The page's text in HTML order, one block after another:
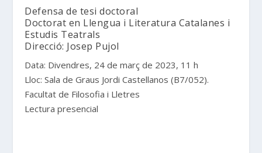
Defensa de tesi doctoral
Doctorat en Llengua i Literatura Catalanes i
Estudis Teatrals
Direcció: Josep Pujol
Data: Divendres, 24 de març de 2023, 11 h
Lloc: Sala de Graus Jordi Castellanos (B7/052).
Facultat de Filosofia i Lletres
Lectura presencial